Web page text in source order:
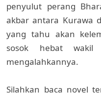
penyulut perang
akbar antara Kurawa
yang tahu akan
sosok hebat wakil
mengalahkannya.
Silahkan baca novel